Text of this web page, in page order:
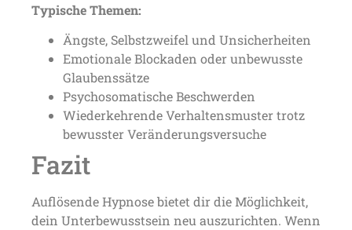
Typische Themen:
Ängste, Selbstzweifel und Unsicherheiten
Emotionale Blockaden oder unbewusste
Glaubenssätze
Psychosomatische Beschwerden
Wiederkehrende Verhaltensmuster trotz
bewusster Veränderungsversuche
Fazit
Auflösende Hypnose bietet dir die Möglichkeit,
dein Unterbewusstsein neu auszurichten. Wenn